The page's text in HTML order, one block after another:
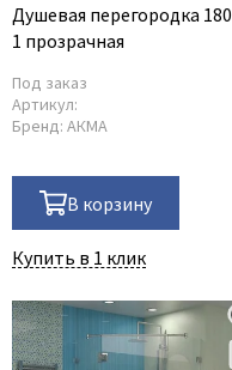
Душевая перегородка
1 прозрачная
Под заказ
Артикул:
Бренд: АКМА
В корзину
Купить в 1 клик